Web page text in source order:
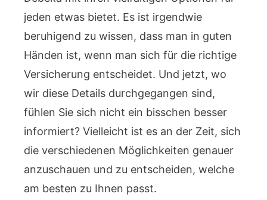
jeden etwas bietet. Es ist irgendwie
beruhigend zu wissen, dass man in guten
Händen ist, wenn man sich für die richtige
Versicherung entscheidet. Und jetzt, wo
wir diese Details durchgegangen sind,
fühlen Sie sich nicht ein bisschen besser
informiert? Vielleicht ist es an der Zeit, sich
die verschiedenen Möglichkeiten genauer
anzuschauen und zu entscheiden, welche
am besten zu Ihnen passt.